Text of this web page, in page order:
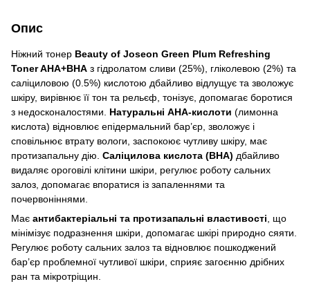
Опис
Ніжний тонер Beauty of Joseon Green Plum Refreshing
Toner AHA+BHA з гідролатом сливи (25%), гліколевою (2%) та
саліциловою (0.5%) кислотою дбайливо відлущує та зволожує
шкіру, вирівнює її тон та рельєф, тонізує, допомагає боротися
з недосконалостями. Натуральні AHA-кислоти (лимонна
кислота) відновлює епідермальний бар’єр, зволожує і
сповільнює втрату вологи, заспокоює чутливу шкіру, має
протизапальну дію. Саліцилова кислота (BHA) дбайливо
видаляє ороговілі клітини шкіри, регулює роботу сальних
залоз, допомагає впоратися із запаленнями та
почервоніннями.
Має антибактеріальні та протизапальні властивості , що
мінімізує подразнення шкіри, допомагає шкірі природно сяяти.
Регулює роботу сальних залоз та відновлює пошкоджений
бар’єр проблемної чутливої шкіри, сприяє загоєнню дрібних
ран та мікротріщин.